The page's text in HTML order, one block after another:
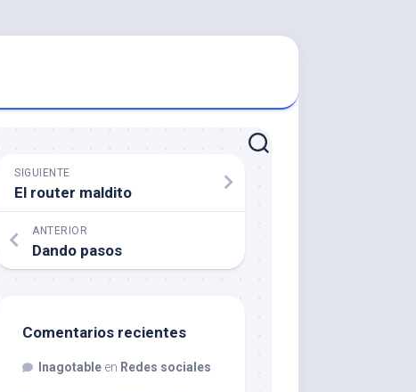
SIGUIENTE
El router maldito
ANTERIOR
Dando pasos
Comentarios recientes
Inagotable en Redes sociales